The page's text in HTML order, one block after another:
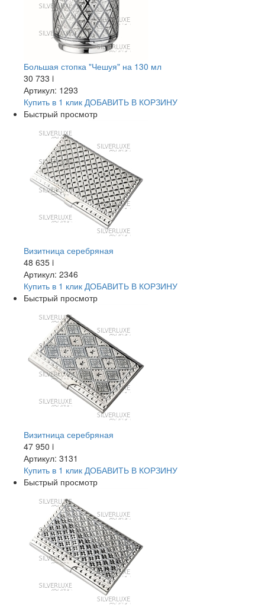
Большая стопка "Чешуя" на 130 мл
30 733 i
Артикул: 1293
Купить в 1 клик ДОБАВИТЬ В КОРЗИНУ
Быстрый просмотр
Визитница серебряная
48 635 i
Артикул: 2346
Купить в 1 клик ДОБАВИТЬ В КОРЗИНУ
Быстрый просмотр
Визитница серебряная
47 950 i
Артикул: 3131
Купить в 1 клик ДОБАВИТЬ В КОРЗИНУ
Быстрый просмотр